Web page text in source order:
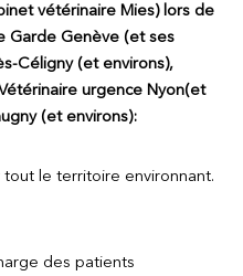
vétérinaire Mies) lors de
Garde Genève (et ses
Céligny (et environs),
urgence Nyon(et
(et environs):
tout le territoire environnant.
des patients